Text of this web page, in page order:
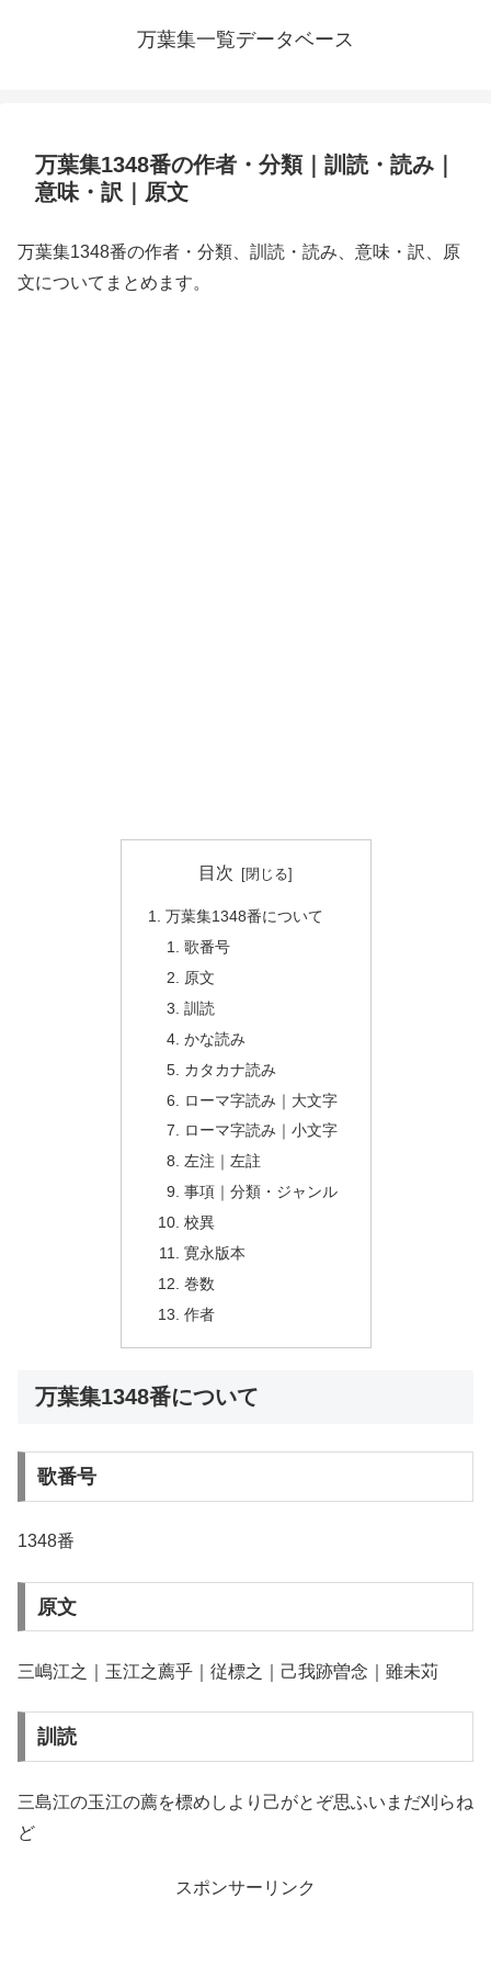
万葉集一覧データベース
万葉集1348番の作者・分類｜訓読・読み｜
意味・訳｜原文
万葉集1348番の作者・分類、訓読・読み、意味・訳、原
文についてまとめます。
目次
万葉集1348番について
歌番号
原文
訓読
かな読み
カタカナ読み
ローマ字読み｜大文字
ローマ字読み｜小文字
左注｜左註
事項｜分類・ジャンル
校異
寛永版本
巻数
作者
万葉集1348番について
歌番号
1348番
原文
三嶋江之｜玉江之薦乎｜従標之｜己我跡曽念｜雖未苅
訓読
三島江の玉江の薦を標めしより己がとぞ思ふいまだ刈らね
ど
スポンサーリンク